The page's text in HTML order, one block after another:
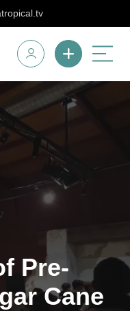
Pre-
Cane